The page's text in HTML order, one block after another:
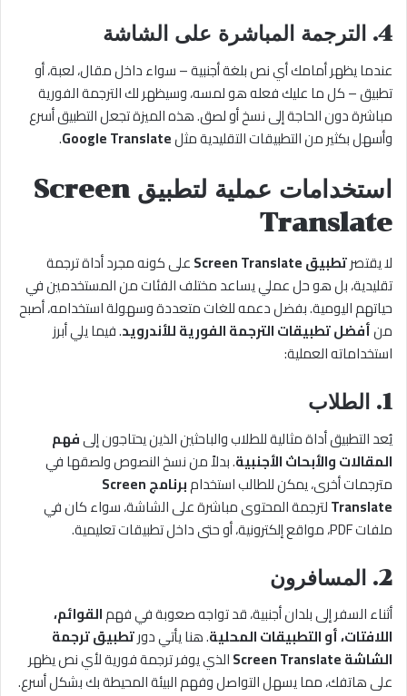
4. الترجمة المباشرة على الشاشة
عندما يظهر أمامك أي نص بلغة أجنبية – سواء داخل مقال، لعبة، أو
تطبيق – كل ما عليك فعله هو لمسه، وسيظهر لك الترجمة الفورية
مباشرة دون الحاجة إلى نسخ أو لصق. هذه الميزة تجعل التطبيق أسرع
وأسهل بكثير من التطبيقات التقليدية مثلGoogle Translate
.
استخدامات عملية لتطبيق Screen
Translate
لا يقتصرتطبيق Screen Translate
على كونه مجرد أداة ترجمة
تقليدية، بل هو حل عملي يساعد مختلف الفئات من المستخدمين في
حياتهم اليومية. بفضل دعمه للغات متعددة وسهولة استخدامه، أصبح
منأفضل تطبيقات الترجمة الفورية للأندرويد. فيما يلي أبرز
استخداماته العملية:
1. الطلاب
يُعد التطبيق أداة مثالية للطلاب والباحثين الذين يحتاجون إلىفهم
المقالات والأبحاث الأجنبية. بدلاً من نسخ النصوص ولصقها في
مترجمات أخرى، يمكن للطالب استخدام
برنامج Screen
Translateلترجمة المحتوى مباشرة على الشاشة، سواء كان في
ملفات PDF، مواقع إلكترونية، أو حتى داخل تطبيقات تعليمية.
2. المسافرون
أثناء السفر إلى بلدان أجنبية، قد تواجه صعوبة في فهمالقوائم،
اللافتات، أو التطبيقات المحلية. هنا يأتي دورتطبيق ترجمة
الشاشة Screen Translate
الذي يوفر ترجمة فورية لأي نص يظهر
على هاتفك، مما يسهل التواصل وفهم البيئة المحيطة بك بشكل أسرع.